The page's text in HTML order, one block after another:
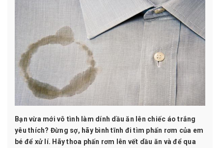
Bạn vừa mới vô tình làm dính dầu ăn lên chiếc áo trắng
yêu thích? Đừng sợ, hãy bình tĩnh đi tìm phấn rơm của em
bé để xử lí. Hãy thoa phấn rơm lên vết dầu ăn và để qua